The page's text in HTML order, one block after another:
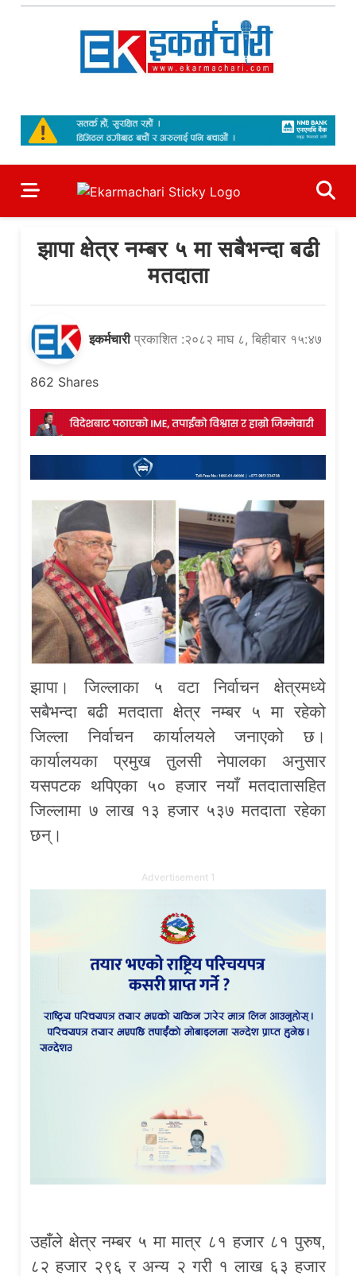
Skip
झापा क्षेत्र नम्बर ५ मा सबैभन्दा बढी
मतदाता
इकर्मचारी प्रकाशित :२०८२ माघ ८, बिहीबार १५:४७
862 Shares
झापा। जिल्लाका ५ वटा निर्वाचन क्षेत्रमध्ये
सबैभन्दा बढी मतदाता क्षेत्र नम्बर ५ मा रहेको
जिल्ला निर्वाचन कार्यालयले जनाएको छ।
कार्यालयका प्रमुख तुलसी नेपालका अनुसार
यसपटक थपिएका ५० हजार नयाँ मतदातासहित
जिल्लामा ७ लाख १३ हजार ५३७ मतदाता रहेका
छन्।
Advertisement 1
उहाँले क्षेत्र नम्बर ५ मा मात्र ८१ हजार ८१ पुरुष,
८२ हजार २९६ र अन्य २ गरी १ लाख ६३ हजार